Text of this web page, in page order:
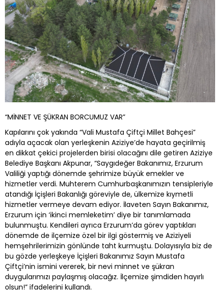
“MİNNET VE ŞÜKRAN BORCUMUZ VAR”
Kapılarını çok yakında “Vali Mustafa Çiftçi Millet Bahçesi”
adıyla açacak olan yerleşkenin Aziziye’de hayata geçirilmiş
en dikkat çekici projelerden birisi olacağını dile getiren Aziziye
Belediye Başkanı Akpunar, “Saygıdeğer Bakanımız, Erzurum
Valiliği yaptığı dönemde şehrimize büyük emekler ve
hizmetler verdi. Muhterem Cumhurbaşkanımızın tensipleriyle
atandığı İçişleri Bakanlığı göreviyle de, ülkemize kıymetli
hizmetler vermeye devam ediyor. İlaveten Sayın Bakanımız,
Erzurum için ‘ikinci memleketim’ diye bir tanımlamada
bulunmuştu. Kendileri ayrıca Erzurum’da görev yaptıkları
dönemde de ilçemize özel bir ilgi göstermiş ve Aziziyeli
hemşehrilerimizin gönlünde taht kurmuştu. Dolayısıyla biz de
bu gözde yerleşkeye İçişleri Bakanımız Sayın Mustafa
Çiftçi’nin ismini vererek, bir nevi minnet ve şükran
duygularımızı paylaşmış olacağız. İlçemize şimdiden hayırlı
olsun!” ifadelerini kullandı.